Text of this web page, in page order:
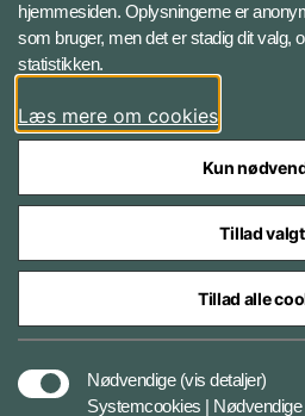
LinkedIn BRS-profil
hjemmesiden. Oplysningerne er
som bruger, men det er stadig dit valg,
statistikken.
Læs mere om cookies
Kun
Tillad
Tillad alle
Nødvendige (vis detaljer)
Systemcookies | Nødvendige